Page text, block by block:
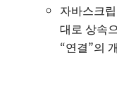
자바스크
대로 상속
“연결”의